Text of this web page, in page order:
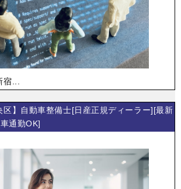
...
区】自動車整備士[日産正規ディーラー][最新
通勤OK]